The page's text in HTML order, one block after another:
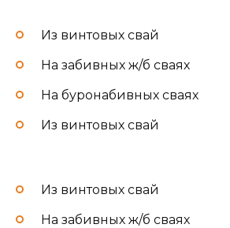
Из винтовых свай
На забивных ж/б сваях
На буронабивных сваях
Из винтовых свай
Из винтовых свай
На забивных ж/б сваях